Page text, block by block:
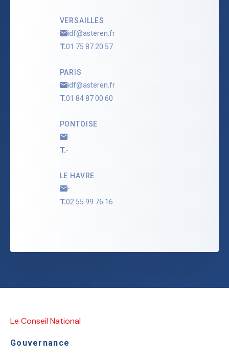
VERSAILLES
idf@asteren.fr
T.01 75 87 20 57
PARIS
idf@asteren.fr
T.01 84 87 00 60
PONTOISE
-
T.-
LE HAVRE
-
T.02 55 99 76 16
Le Conseil National
Gouvernance